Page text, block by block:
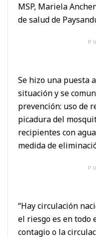
MSP, Mariela
de salud de
Se hizo una puesta
situación y se
prevención: uso de
picadura del
recipientes con
medida de
“Hay circulación
el riesgo es en todo
contagio o la